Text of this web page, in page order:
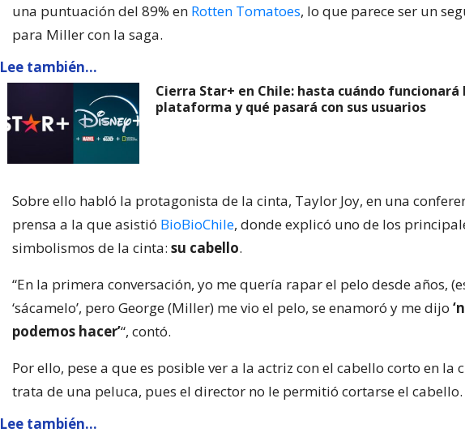
una puntuación del 89% en Rotten Tomatoes, lo que parece ser un
para Miller con la saga.
Lee también...
Cierra Star+ en Chile: hasta cuándo funcionará
plataforma y qué pasará con sus usuarios
Sobre ello habló la protagonista de la cinta, Taylor Joy, en una
prensa a la que asistió BioBioChile, donde explicó uno de los
simbolismos de la cinta: su cabello.
“En la primera conversación, yo me quería rapar el pelo desde años,
‘sácamelo’, pero George (Miller) me vio el pelo, se enamoró y me dijo
podemos hacer’“, contó.
Por ello, pese a que es posible ver a la actriz con el cabello corto en la
trata de una peluca, pues el director no le permitió cortarse el cabello.
Lee también...